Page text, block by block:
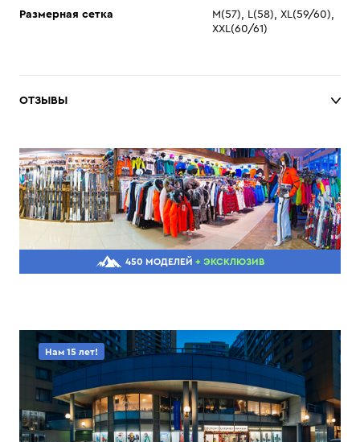
Размерная сетка
M(57), L(58), XL(59/60),
XXL(60/61)
ОТЗЫВЫ
450 МОДЕЛЕЙ + ЭКСКЛЮЗИВ
Нам 15 лет!